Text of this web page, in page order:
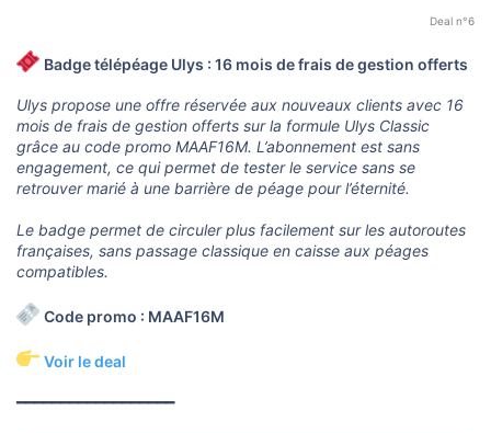
Deal n°6
Badge télépéage Ulys : 16 mois de frais de gestion offerts
Ulys propose une offre réservée aux nouveaux clients avec 16
mois de frais de gestion offerts sur la formule Ulys Classic
grâce au code promo MAAF16M. L’abonnement est sans
engagement, ce qui permet de tester le service sans se
retrouver marié à une barrière de péage pour l’éternité.
Le badge permet de circuler plus facilement sur les autoroutes
françaises, sans passage classique en caisse aux péages
compatibles.
Code promo : MAAF16M
Voir le deal
━━━━━━━━━━━━━━━━━━